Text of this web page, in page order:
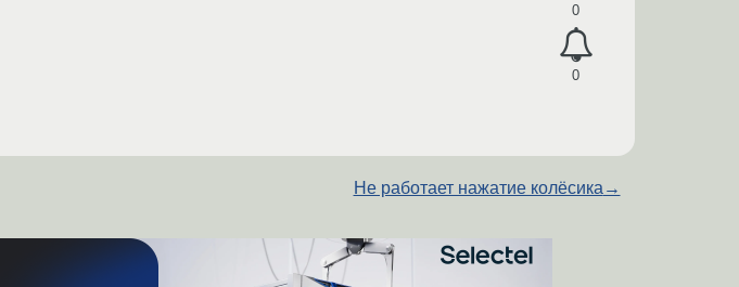
0
0
Не работает нажатие колёсика →